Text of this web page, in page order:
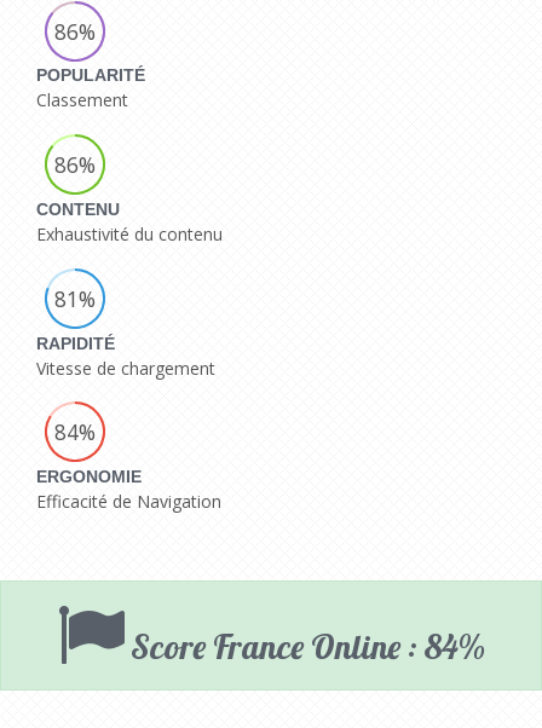
86%
POPULARITÉ
Classement
86%
CONTENU
Exhaustivité du contenu
81%
RAPIDITÉ
Vitesse de chargement
84%
ERGONOMIE
Efficacité de Navigation
Score France Online : 84%